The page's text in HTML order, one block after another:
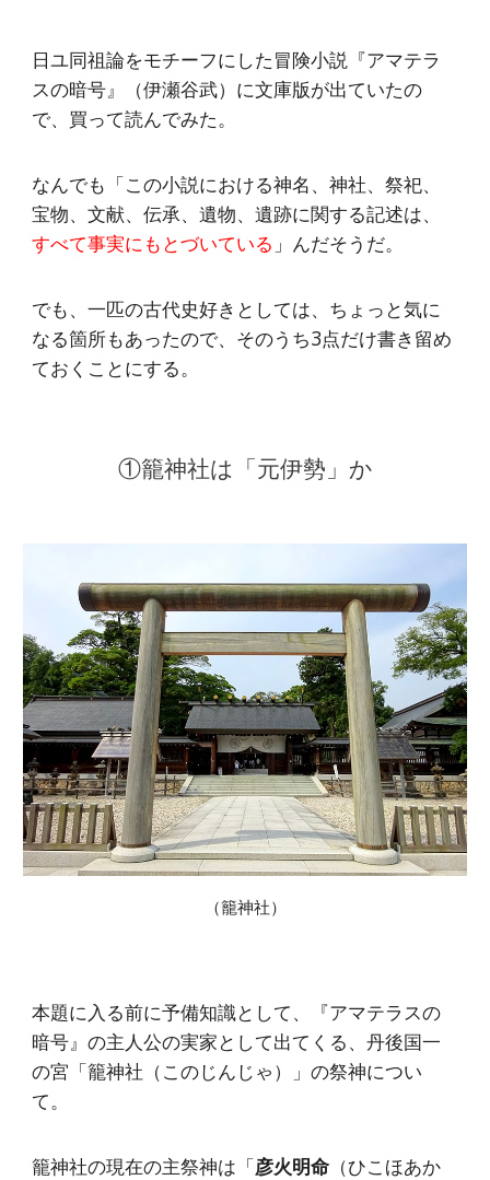
日ユ同祖論をモチーフにした冒険小説『アマテラ
スの暗号』（伊瀬谷武）に文庫版が出ていたの
で、買って読んでみた。
なんでも「この小説における神名、神社、祭祀、
宝物、文献、伝承、遺物、遺跡に関する記述は、
すべて事実にもとづいている 」んだそうだ。
でも、一匹の古代史好きとしては、ちょっと気に
なる箇所もあったので、そのうち3点だけ書き留め
ておくことにする。
①籠神社は「元伊勢」か
（籠神社）
本題に入る前に予備知識として、『アマテラスの
暗号』の主人公の実家として出てくる、丹後国一
の宮「籠神社（このじんじゃ）」の祭神につい
て。
籠神社の現在の主祭神は「彦火明命 （ひこほあか